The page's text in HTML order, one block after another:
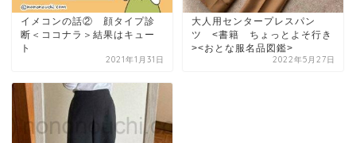
イメコンの話② 顔タイプ診
断＜ココナラ＞結果はキュー
ト
2021年1月31日
大人用センタープレスパン
ツ <書籍 ちょっとよそ行き
><おとな服名品図鑑>
2022年5月27日